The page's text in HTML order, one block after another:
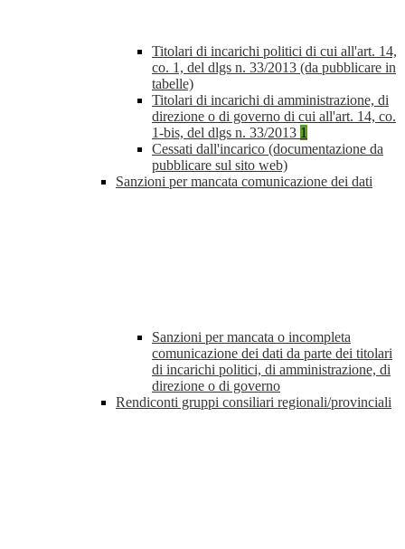
Titolari di incarichi politici di cui all'art. 14,
co. 1, del dlgs n. 33/2013 (da pubblicare in
tabelle)
Titolari di incarichi di amministrazione, di
direzione o di governo di cui all'art. 14, co.
1-bis, del dlgs n. 33/2013 1
Cessati dall'incarico (documentazione da
pubblicare sul sito web)
Sanzioni per mancata comunicazione dei dati
Sanzioni per mancata o incompleta
comunicazione dei dati da parte dei titolari
di incarichi politici, di amministrazione, di
direzione o di governo
Rendiconti gruppi consiliari regionali/provinciali